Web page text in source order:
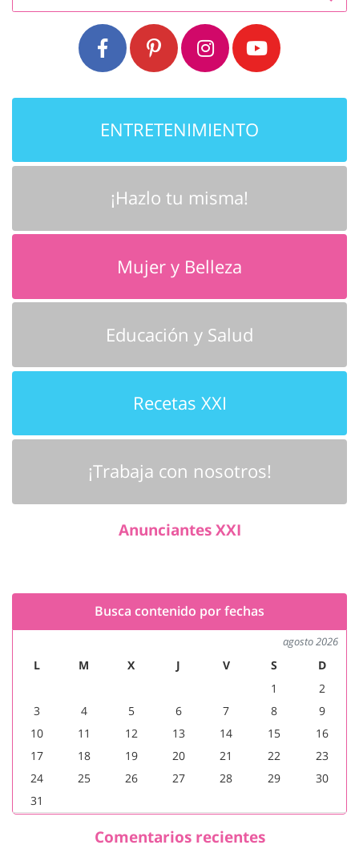
ENTRETENIMIENTO
¡Hazlo tu misma!
Mujer y Belleza
Educación y Salud
Recetas XXI
¡Trabaja con nosotros!
Anunciantes XXI
Busca contenido por fechas
agosto 2026
L M X J V S
D
1
2
3
4 5 6 7 8
9
10
11 12 13 14 15
16
17
18 19 20 21 22
23
24
25 26 27 28 29
30
31
Comentarios recientes